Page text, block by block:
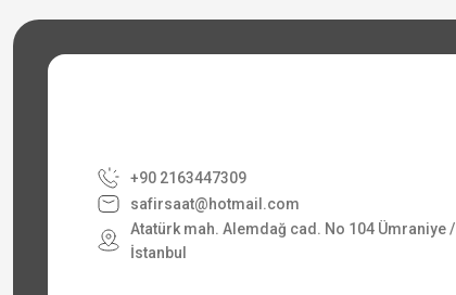
+90 2163447309
safirsaat@hotmail.com
Atatürk mah. Alemdağ cad. No 104 Ümraniye /
İstanbul